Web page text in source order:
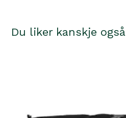
Du liker kanskje